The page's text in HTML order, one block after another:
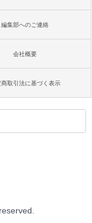
編集部へのご連絡
会社概要
商取引法に基づく表示